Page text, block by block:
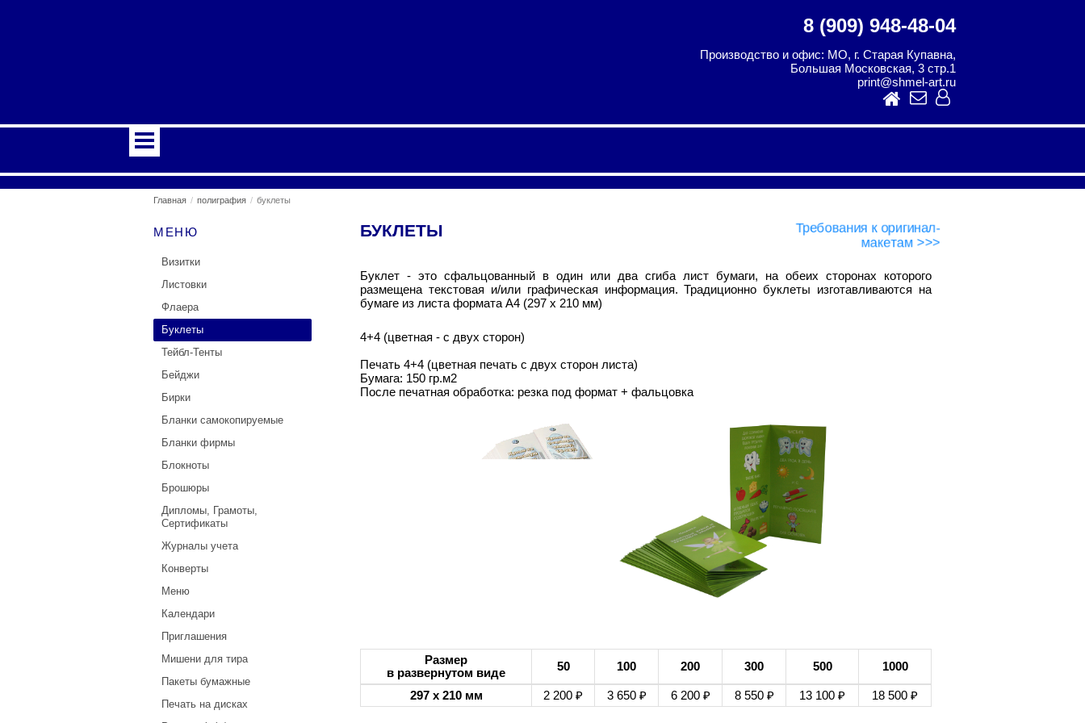
8 (909) 948-48-04
Производство и офис: МО, г. Старая Купавна,
Большая Московская, 3 стр.1
print@shmel-art.ru
Главная полиграфия буклеты
МЕНЮ
Визитки
Листовки
Флаера
Буклеты
Тейбл-Тенты
Бейджи
Бирки
Бланки самокопируемые
Бланки фирмы
Блокноты
Брошюры
Дипломы, Грамоты,
Сертификаты
Журналы учета
Конверты
Меню
Календари
Приглашения
Мишени для тира
Пакеты бумажные
Печать на дисках
БУКЛЕТЫ
Требования к оригинал-
макетам >>>
Буклет - это сфальцованный в один или два сгиба лист бумаги, на обеих сторонах которого
размещена текстовая и/или графическая информация. Традиционно буклеты изготавливаются на
бумаге из листа формата А4 (297 х 210 мм)
4+4 (цветная - с двух сторон)
Печать 4+4 (цветная печать с двух сторон листа)
Бумага: 150 гр.м2
После печатная обработка: резка под формат + фальцовка
Размер
в развернутом виде
50 100 200 300 500 1000
297 х 210 мм 2 200 ₽ 3 650 ₽ 6 200 ₽ 8 550 ₽ 13 100 ₽ 18 500 ₽